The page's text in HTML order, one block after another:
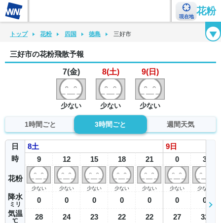
現在地
花粉
花粉カレンダー 花粉図鑑 花粉症チェックシート 花粉症ハンドブック
トップ 花粉 四国 徳島 三好市
三好市の花粉飛散予報
7(金)
少ない
8(土)
少ない
9(日)
少ない
1時間ごと 3時間ごと 週間天気
日
時
花粉
降水
ミリ
気温
℃
8土
9
少ない
0
28
12
少ない
0
24
15
少ない
0
23
18
少ない
0
22
21
少ない
0
22
9 日
0
少ない
0
27
3
少ない
0
32